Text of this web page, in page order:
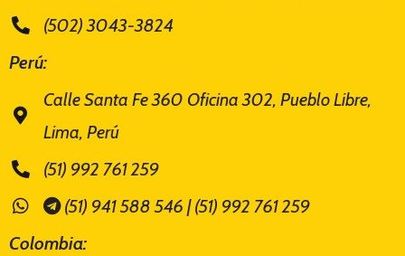
(502) 3043-3824
Perú:
Calle Santa Fe 360 Oficina 302, Pueblo Libre,
Lima, Perú
(51) 992 761 259
(51) 941 588 546 | (51) 992 761 259
Colombia: